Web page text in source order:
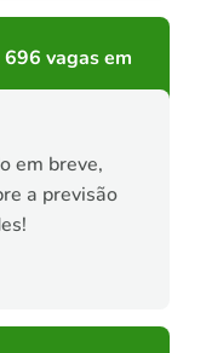
vagas em
em breve,
a previsão